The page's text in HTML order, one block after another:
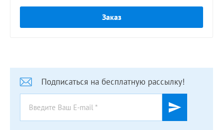
Заказ
Подписаться на бесплатную рассылку!